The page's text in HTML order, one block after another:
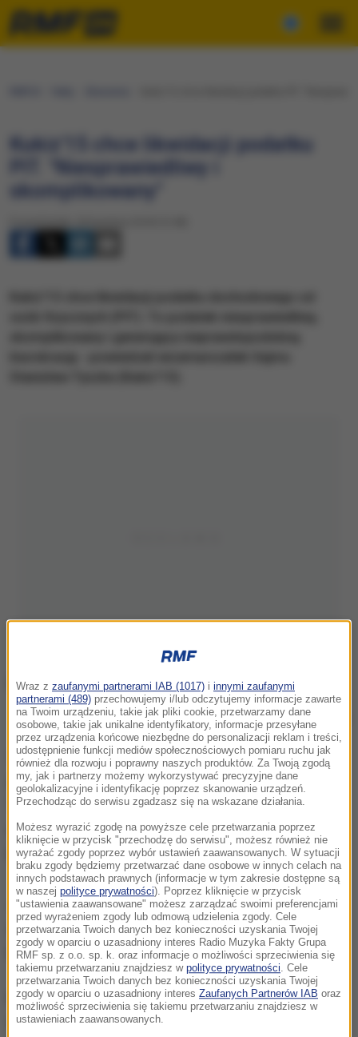
Kukiz'15 chce likwidacji podatku
PIT. "Niesprawiedliwy i
skomplikowany"
Kolejka w urzędzie skarbowym (zdj. arch.)
Tyszka na konferencji prasowej w Sejmie podkreślił,
że jego ugrupowanie chce, aby polskie państwo
"przestało męczyć" obywateli obowiązkiem
rozliczania podatku PIT. Dlatego - jak poinformował -
Kukiz'15 chce likwidacji tego podatku.
Jest to podatek niesprawiedliwy, skomplikowany,
generujący nieprawdopodobną biurokrację-
przekonywał Tyszka.
Kukiz'15 chce - w zamian za likwidację PIT -
wprowadzenia na wzór brytyjski i irlandzki, tzw.
Wraz z zaufanymi partnerami IAB (1017) i innymi zaufanymi
partnerami (489) przechowujemy i/lub odczytujemy informacje zawarte
na Twoim urządzeniu, takie jak pliki cookie, przetwarzamy dane
osobowe, takie jak unikalne identyfikatory, informacje przesyłane
przez urządzenia końcowe niezbędne do personalizacji reklam i treści,
udostępnienie funkcji mediów społecznościowych pomiaru ruchu jak
również dla rozwoju i poprawny naszych produktów. Za Twoją zgodą
my, jak i partnerzy możemy wykorzystywać precyzyjne dane
geolokalizacyjne i identyfikację poprzez skanowanie urządzeń.
Przechodząc do serwisu zgadzasz się na wskazane działania.
Możesz wyrazić zgodę na powyższe cele przetwarzania poprzez
kliknięcie w przycisk "przechodzę do serwisu", możesz również nie
wyrażać zgody poprzez wybór ustawień zaawansowanych. W sytuacji
braku zgody będziemy przetwarzać dane osobowe w innych celach na
innych podstawach prawnych (informacje w tym zakresie dostępne są
w naszej polityce prywatności). Poprzez kliknięcie w przycisk
"ustawienia zaawansowane" możesz zarządzać swoimi preferencjami
przed wyrażeniem zgody lub odmową udzielenia zgody. Cele
przetwarzania Twoich danych bez konieczności uzyskania Twojej
zgody w oparciu o uzasadniony interes Radio Muzyka Fakty Grupa
RMF sp. z o.o. sp. k. oraz informacje o możliwości sprzeciwienia się
takiemu przetwarzaniu znajdziesz w polityce prywatności. Cele
przetwarzania Twoich danych bez konieczności uzyskania Twojej
zgody w oparciu o uzasadniony interes Zaufanych Partnerów IAB oraz
możliwość sprzeciwienia się takiemu przetwarzaniu znajdziesz w
ustawieniach zaawansowanych.